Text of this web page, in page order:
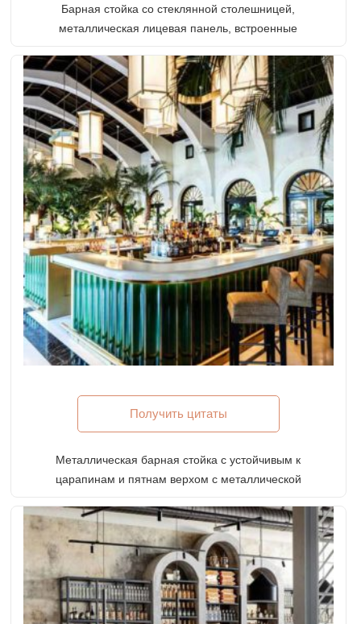
Барная стойка со стеклянной столешницей,
металлическая лицевая панель, встроенные
паба
Получить цитаты
Металлическая барная стойка с устойчивым к
царапинам и пятнам верхом с металлической
опорой для ног для лаунж-бара в аэропорту